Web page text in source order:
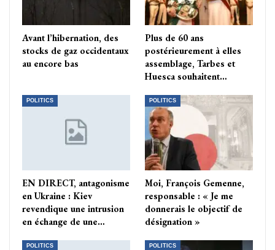
Avant l’hibernation, des
stocks de gaz occidentaux
au encore bas
Plus de 60 ans
postérieurement à elles
assemblage, Tarbes et
Huesca souhaitent…
POLITICS
EN DIRECT, antagonisme
en Ukraine : Kiev
revendique une intrusion
en échange de une…
POLITICS
Moi, François Gemenne,
responsable : « Je me
donnerais le objectif de
désignation »
POLITICS POLITICS